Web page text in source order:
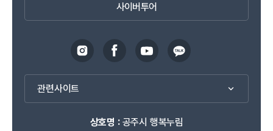
사이버투어
관련사이트
상호명 :공주시 행복누림